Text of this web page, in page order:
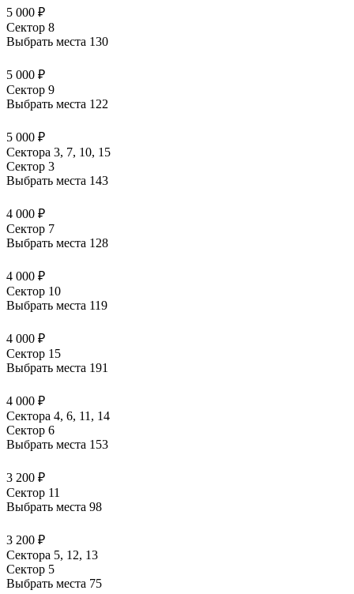
5 000 ₽
Сектор 8
Выбрать места 130
5 000 ₽
Сектор 9
Выбрать места 122
5 000 ₽
Сектора 3, 7, 10, 15
Сектор 3
Выбрать места 143
4 000 ₽
Сектор 7
Выбрать места 128
4 000 ₽
Сектор 10
Выбрать места 119
4 000 ₽
Сектор 15
Выбрать места 191
4 000 ₽
Сектора 4, 6, 11, 14
Сектор 6
Выбрать места 153
3 200 ₽
Сектор 11
Выбрать места 98
3 200 ₽
Сектора 5, 12, 13
Сектор 5
Выбрать места 75